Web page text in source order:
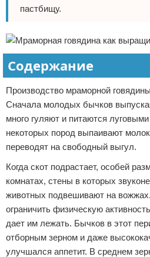
пастбищу.
Содержание
Производство мраморной
Сначала молодых бычков
много гуляют и питаются
некоторых пород выпаивают
переводят на свободный выгул.
Когда скот подрастает, особей
комнатах, стены в которых
животных подвешивают на
ограничить физическую
дает им лежать. Бычков в этот
отборным зерном и даже
улучшался аппетит. В среднем